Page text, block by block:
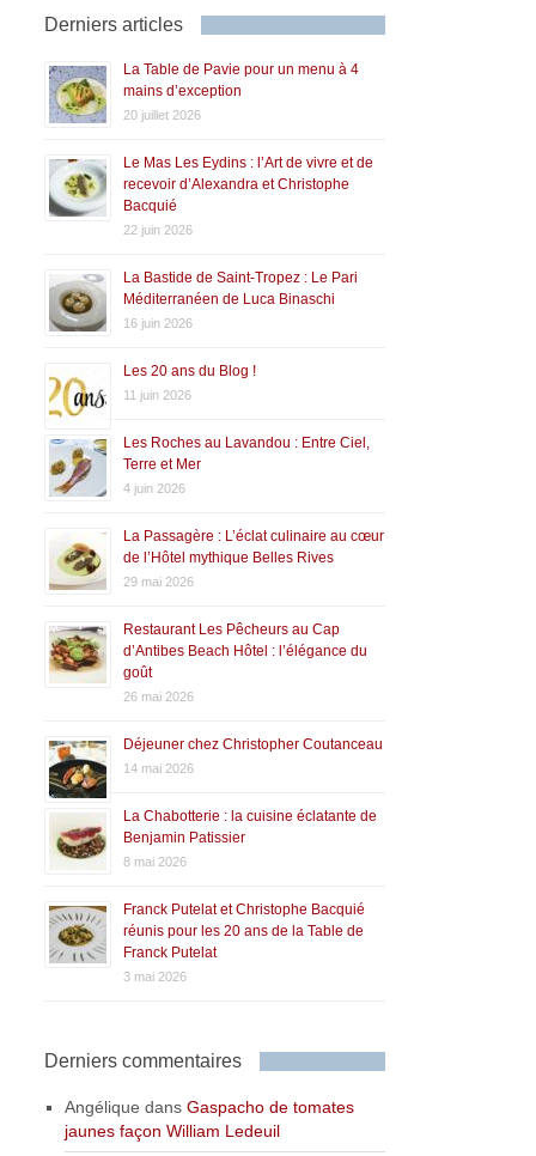
Derniers articles
La Table de Pavie pour un menu à 4
mains d’exception
20 juillet 2026
Le Mas Les Eydins : l’Art de vivre et de
recevoir d’Alexandra et Christophe
Bacquié
22 juin 2026
La Bastide de Saint-Tropez : Le Pari
Méditerranéen de Luca Binaschi
16 juin 2026
Les 20 ans du Blog !
11 juin 2026
Les Roches au Lavandou : Entre Ciel,
Terre et Mer
4 juin 2026
La Passagère : L’éclat culinaire au cœur
de l’Hôtel mythique Belles Rives
29 mai 2026
Restaurant Les Pêcheurs au Cap
d’Antibes Beach Hôtel : l’élégance du
goût
26 mai 2026
Déjeuner chez Christopher Coutanceau
14 mai 2026
La Chabotterie : la cuisine éclatante de
Benjamin Patissier
8 mai 2026
Franck Putelat et Christophe Bacquié
réunis pour les 20 ans de la Table de
Franck Putelat
3 mai 2026
Derniers commentaires
Angélique dansGaspacho de tomates
jaunes façon William Ledeuil